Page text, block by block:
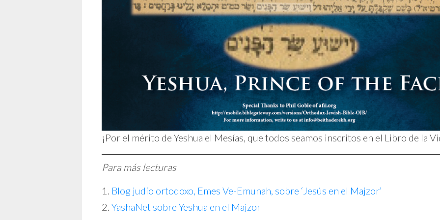
¡Por el mérito de Yeshua el Mesías, que todos seamos inscritos en el Libro de la
Para más lecturas
Blog judío ortodoxo, Emes Ve-Emunah, sobre ‘Jesús en el Majzor’
YashaNet sobre Yeshua en el Majzor